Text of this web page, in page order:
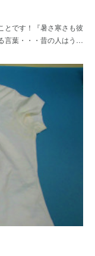
です！『暑さ寒さも彼
言葉・・・昔の人はう…